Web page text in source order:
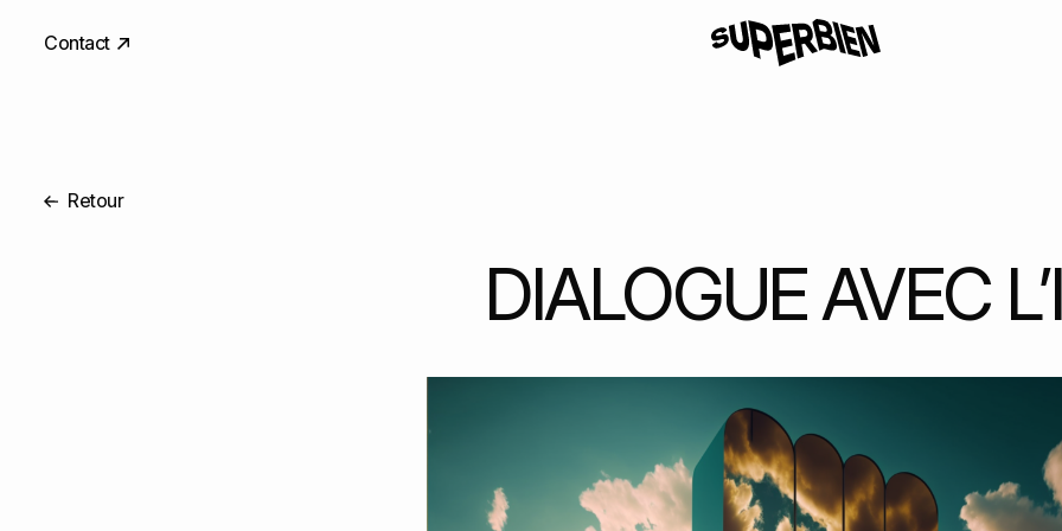
Contact
Retour
DIALOGUE AVEC